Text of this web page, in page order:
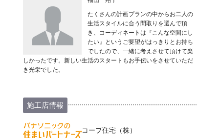
たくさんの計画プランの中からお二人の
生活スタイルに合う間取りを選んで頂
き、コーディネートは『こんな空間にし
たい』というご要望がはっきりとお持ち
でしたので、一緒に考えさせて頂けて楽
しかったです。新しい生活のスタートもお手伝いをさせていただ
き光栄でした。
施工店情報
コープ住宅（株）